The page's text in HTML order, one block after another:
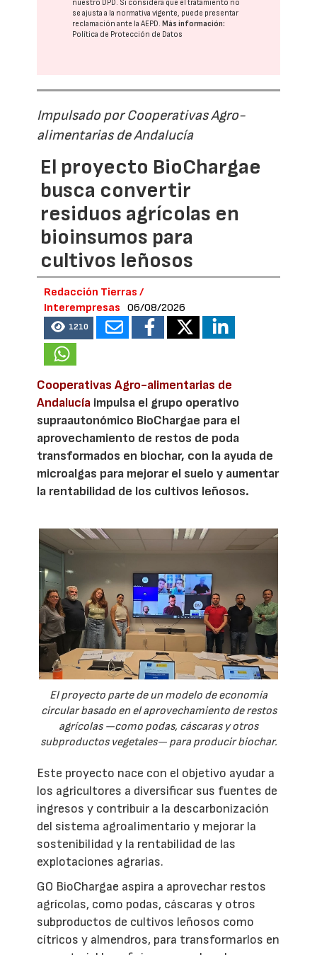
nuestro DPD. Si considera que el tratamiento no
se ajusta a la normativa vigente, puede presentar
reclamación ante laAEPD.Más información:
Política de Protección de Datos
Impulsado por Cooperativas Agro-
alimentarias de Andalucía
El proyecto BioChargae
busca convertir
residuos agrícolas en
bioinsumos para
cultivos leñosos
Redacción Tierras /
Interempresas
06/08/2026
1210
Cooperativas Agro-alimentarias de
Andalucía impulsa el grupo operativo
supraautonómico BioChargae para el
aprovechamiento de restos de poda
transformados en biochar, con la ayuda de
microalgas para mejorar el suelo y aumentar
la rentabilidad de los cultivos leñosos.
El proyecto parte de un modelo de economía
circular basado en el aprovechamiento de restos
agrícolas —como podas, cáscaras y otros
subproductos vegetales— para producir biochar.
Este proyecto nace con el objetivo ayudar a
los agricultores a diversificar sus fuentes de
ingresos y contribuir a la descarbonización
del sistema agroalimentario y mejorar la
sostenibilidad y la rentabilidad de las
explotaciones agrarias.
GO BioChargae aspira a aprovechar restos
agrícolas, como podas, cáscaras y otros
subproductos de cultivos leñosos como
cítricos y almendros, para transformarlos en